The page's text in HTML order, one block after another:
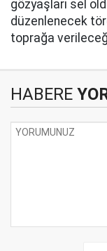
gözyaşları sel
düzenlenecek
toprağa
HABERE